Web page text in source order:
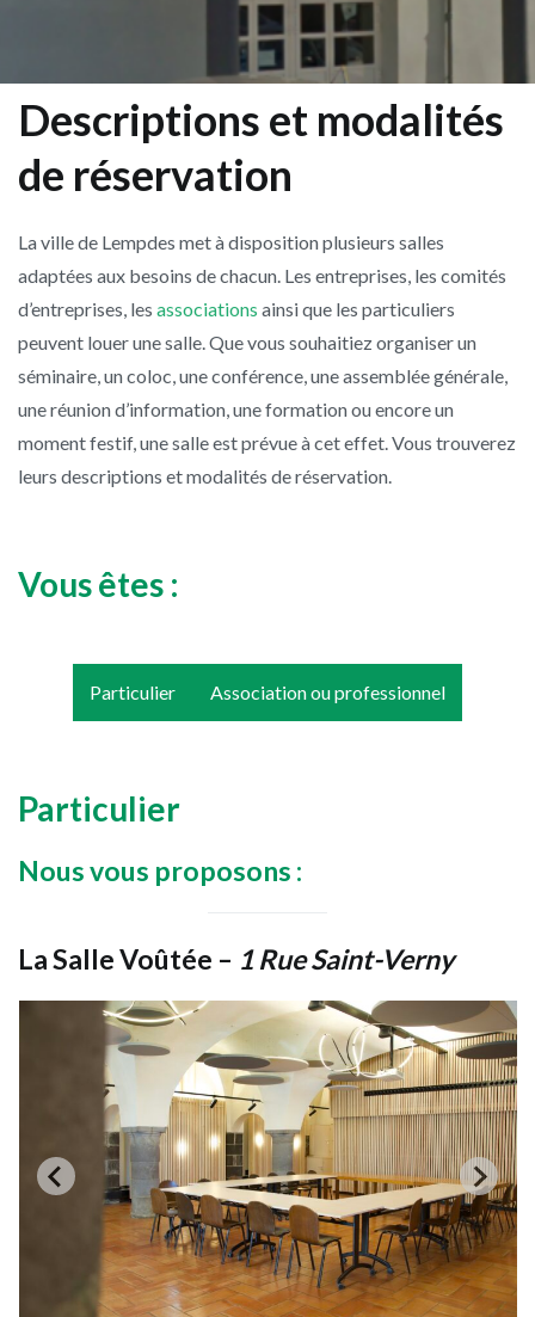
Descriptions et modalités
de réservation
La ville de Lempdes met à disposition plusieurs salles
adaptées aux besoins de chacun. Les entreprises, les comités
d’entreprises, les associations ainsi que les particuliers
peuvent louer une salle. Que vous souhaitiez organiser un
séminaire, un coloc, une conférence, une assemblée générale,
une réunion d’information, une formation ou encore un
moment festif, une salle est prévue à cet effet. Vous trouverez
leurs descriptions et modalités de réservation.
Vous êtes :
Particulier Association ou professionnel
Particulier
Nous vous proposons :
La Salle Voûtée – 1 Rue Saint-Verny